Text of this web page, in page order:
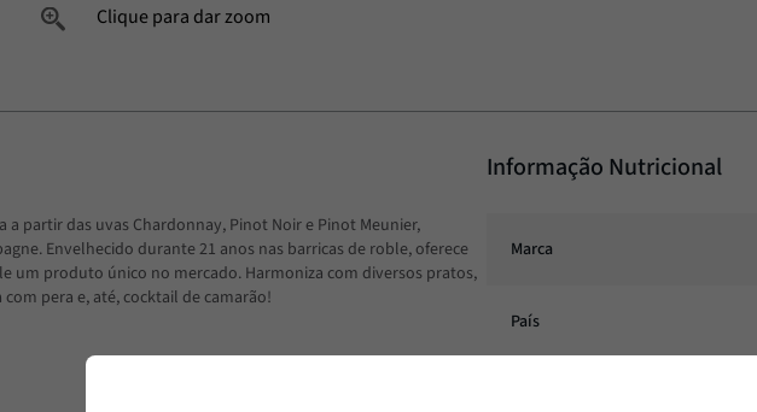
a partir das uvas Chardonnay, Pinot Noir e Pinot Meunier,
Envelhecido durante 21 anos nas barricas de roble, oferece
um produto único no mercado. Harmoniza com diversos pratos,
pera e, até, cocktail de camarão!
Informação Nutricional
Marca
País